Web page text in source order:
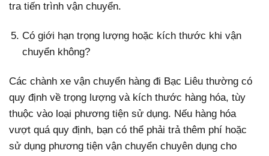
tra tiến trình vận chuyển.
Có giới hạn trọng lượng hoặc kích thước khi vận
chuyển không?
Các chành xe vận chuyển hàng đi Bạc Liêu thường có
quy định về trọng lượng và kích thước hàng hóa, tùy
thuộc vào loại phương tiện sử dụng. Nếu hàng hóa
vượt quá quy định, bạn có thể phải trả thêm phí hoặc
sử dụng phương tiện vận chuyển chuyên dụng cho